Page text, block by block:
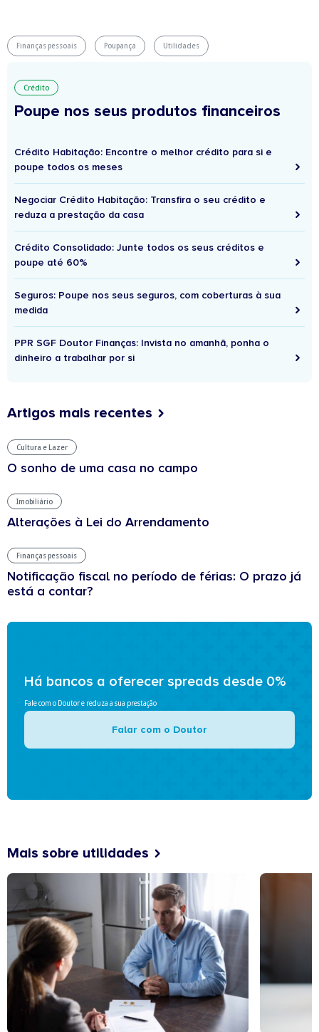
Finanças pessoais Poupança Utilidades
Crédito
Poupe nos seus produtos financeiros
Crédito Habitação: Encontre o melhor crédito para si e
poupe todos os meses
Negociar Crédito Habitação: Transfira o seu crédito e
reduza a prestação da casa
Crédito Consolidado: Junte todos os seus créditos e
poupe até 60%
Seguros: Poupe nos seus seguros, com coberturas à sua
medida
PPR SGF Doutor Finanças: Invista no amanhã, ponha o
dinheiro a trabalhar por si
Artigos mais recentes
Cultura e Lazer
O sonho de uma casa no campo
Imobiliário
Alterações à Lei do Arrendamento
Finanças pessoais
Notificação fiscal no período de férias: O prazo já
está a contar?
Há bancos a oferecer spreads desde 0%
Fale com o Doutor e reduza a sua prestação
Falar com o Doutor
Mais sobre utilidades